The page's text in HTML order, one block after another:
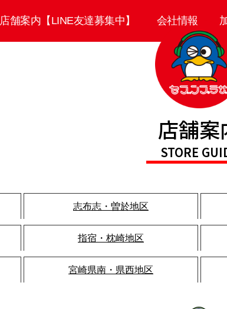
ブ
ン
プ
ラ
店舗案内【LINE友達募集中】 会社情報
店舗案
STORE
志布志・曽於地区
指宿・枕崎地区
宮崎県南・県西地区